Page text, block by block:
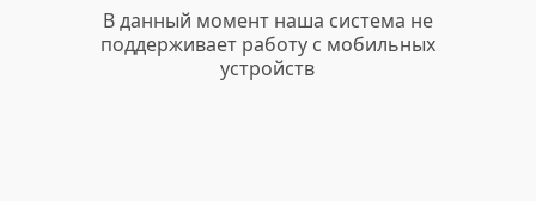
В данный момент наша система не
поддерживает работу с мобильных
устройств